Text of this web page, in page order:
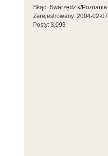
Skąd: Swarzędz k/Poznania
Zarejestrowany: 2004-02-07
Posty: 3,093